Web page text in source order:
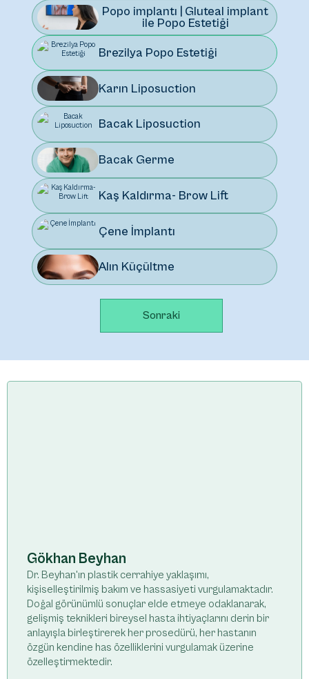
Popo implantı | Gluteal implant
ile Popo Estetiği
Brezilya Popo Estetiği
Karın Liposuction
Bacak Liposuction
Bacak Germe
Kaş Kaldırma- Brow Lift
Çene İmplantı
Alın Küçültme
Sonraki
Gökhan Beyhan
Dr. Beyhan'ın plastik cerrahiye yaklaşımı,
kişiselleştirilmiş bakım ve hassasiyeti vurgulamaktadır.
Doğal görünümlü sonuçlar elde etmeye odaklanarak,
gelişmiş teknikleri bireysel hasta ihtiyaçlarını derin bir
anlayışla birleştirerek her prosedürü, her hastanın
özgün kendine has özelliklerini vurgulamak üzerine
özelleştirmektedir.